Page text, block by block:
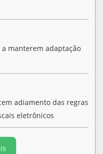
manterem adaptação
adiamento das regras
eletrônicos